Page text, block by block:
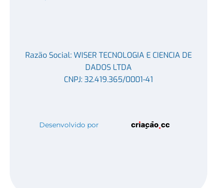
Razão Social: WISER TECNOLOGIA E CIENCIA DE
DADOS LTDA
CNPJ: 32.419.365/0001-41
Desenvolvido por